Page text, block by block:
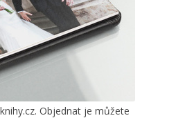
Objednat je můžete